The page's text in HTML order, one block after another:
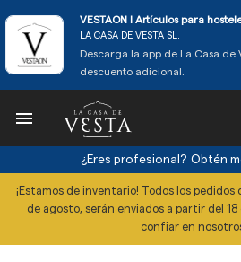
VESTAON l Artículos para
LA CASA DE VESTA SL.
Descarga la app de La Casa de
descuento adicional.

¿Eres profesional? Obtén
¡Estamos de inventario! Todos los pedidos
de agosto, serán enviados a partir del 18
confiar en